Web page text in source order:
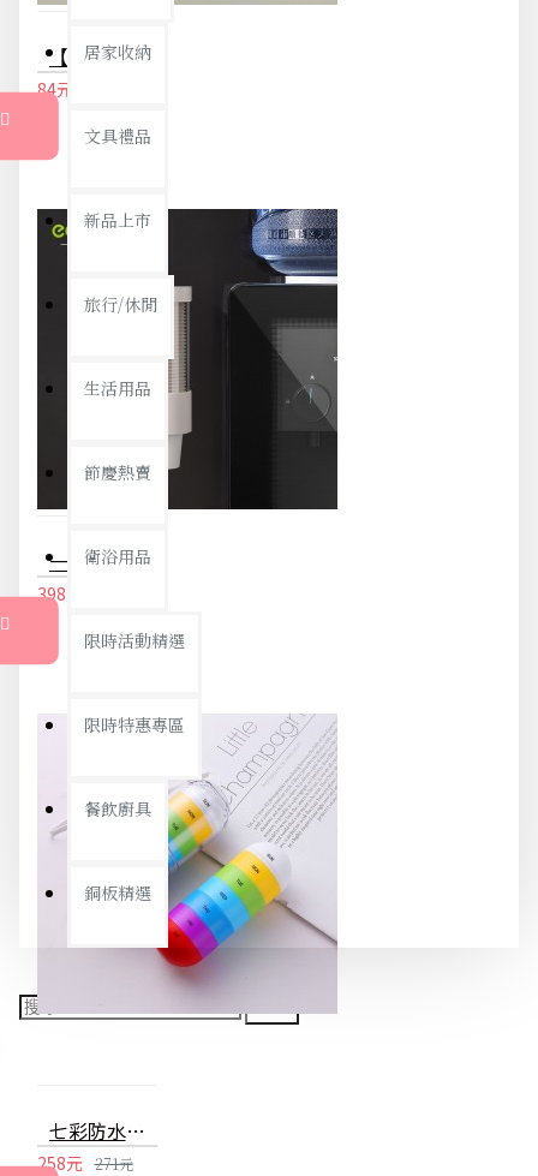
居家收納
文具禮品
新品上市
旅行/休閒
生活用品
節慶熱賣
衛浴用品
限時活動精選
限時特惠專區
餐飲廚具
銅板精選
【高質感不鏽鋼】INS風螺旋置物架 - 浴室書桌雙用收納架
84元
一次性紙杯架 壁掛式紙杯收納架 辦公室簡約紙杯架 飲水機紙杯架 置物架
398元
七彩防水密封7格藥盒 外出必備多層大容量隨身藥盒 方便攜帶迷你藥盒
258元 271元